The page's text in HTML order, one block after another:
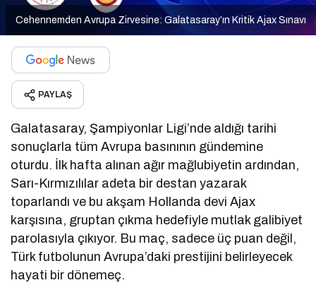
Cehennemden Avrupa Zirvesine: Galatasaray’ın Kritik Ajax Sınavı
PAYLAŞ
Galatasaray, Şampiyonlar Ligi’nde aldığı tarihi
sonuçlarla tüm Avrupa basınının gündemine
oturdu. İlk hafta alınan ağır mağlubiyetin ardından,
Sarı-Kırmızılılar adeta bir destan yazarak
toparlandı ve bu akşam Hollanda devi Ajax
karşısına, gruptan çıkma hedefiyle mutlak galibiyet
parolasıyla çıkıyor. Bu maç, sadece üç puan değil,
Türk futbolunun Avrupa’daki prestijini belirleyecek
hayati bir dönemeç.